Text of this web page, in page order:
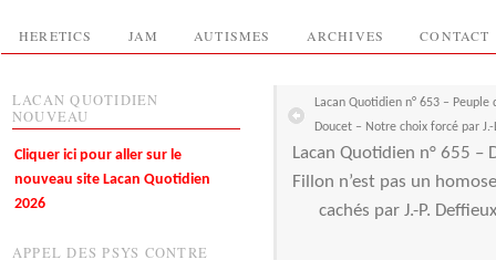
HERETICS JAM AUTISMES ARCHIVES CONTACT
Lacan Quotidien n° 653 –
Doucet – Notre choix forcé par
Lacan Quotidien n° 655
Fillon n’est pas un
cachés par J.-P.
LACAN QUOTIDIEN
NOUVEAU
Cliquer ici pour aller sur le
nouveau site Lacan Quotidien
2026
APPEL DES PSYS CONTRE